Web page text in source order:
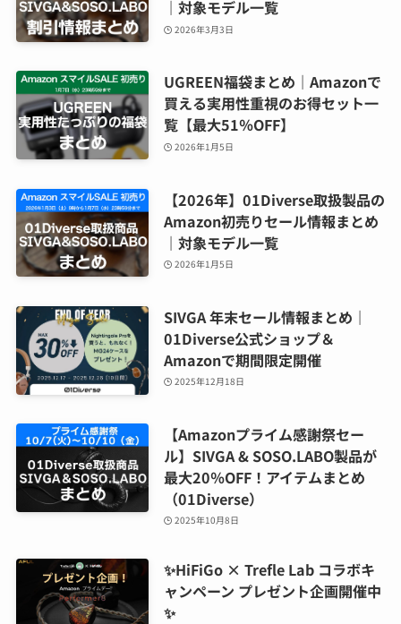
｜対象モデル一覧
2026年3月3日
UGREEN福袋まとめ｜Amazonで
買える実用性重視のお得セット一
覧【最大51％OFF】
2026年1月5日
【2026年】01Diverse取扱製品の
Amazon初売りセール情報まとめ
｜対象モデル一覧
2026年1月5日
SIVGA 年末セール情報まとめ｜
01Diverse公式ショップ＆
Amazonで期間限定開催
2025年12月18日
【Amazonプライム感謝祭セー
ル】SIVGA & SOSO.LABO製品が
最大20％OFF！アイテムまとめ
（01Diverse）
2025年10月8日
✨HiFiGo × Trefle Lab コラボキ
ャンペーン プレゼント企画開催中
✨